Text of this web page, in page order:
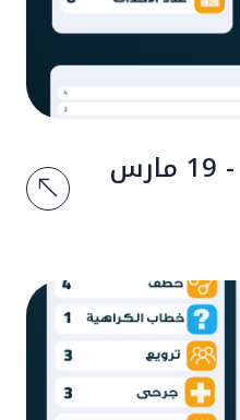
الانفوغراف اليومي - 19 مارس